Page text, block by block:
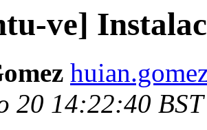
ve]
20 14:22:40